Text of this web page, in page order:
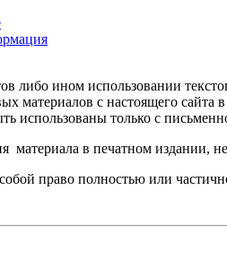
либо ином использовании
материалов с настоящего
использованы только с
материала в печатном издании,
право полностью или